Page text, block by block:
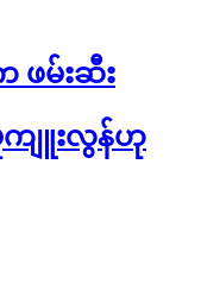
ဖမ်းဆီး
ကျူးလွန်ဟု